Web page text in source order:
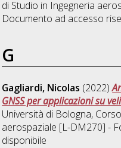
di Studio in Ingegneria
Documento ad accesso
G
Gagliardi, Nicolas (2022)
GNSS per applicazioni su
Università di Bologna,
aerospaziale [L-DM270] -
disponibile